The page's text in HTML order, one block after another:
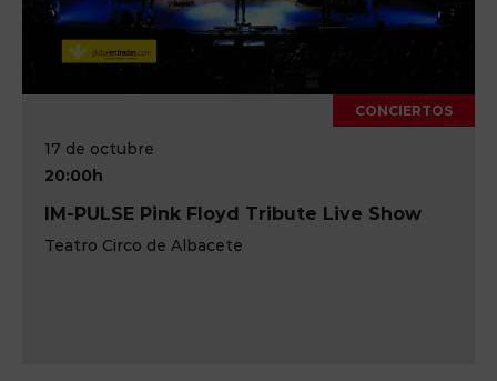
17 de octubre
20:00h
IM-PULSE Pink Floyd Tribute Live Show
Teatro Circo de Albacete
CONCIERTOS